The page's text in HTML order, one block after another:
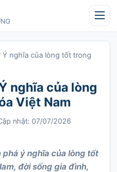
Ý nghĩa của lòng tốt trong
nghĩa của lòng
Việt Nam
nhật: 07/07/2026
phá ý nghĩa của lòng tốt
đời sống gia đình,